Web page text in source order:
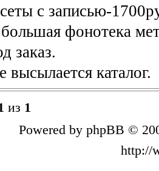
с записью-
фонотека
заказ.
высылается каталог.
из 1
Powered by phpBB ©
http://